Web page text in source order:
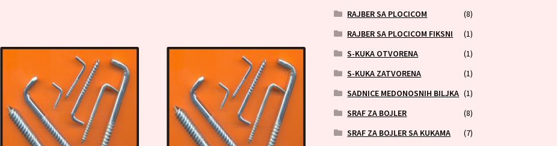
RAJBER SA PLOCICOM
(8)
RAJBER SA PLOCICOM FIKSNI
(1)
S-KUKA OTVORENA
(1)
S-KUKA ZATVORENA
(1)
SADNICE MEDONOSNIH BILJKA (1)
SRAF ZA BOJLER
(8)
SRAF ZA BOJLER SA KUKAMA
(7)